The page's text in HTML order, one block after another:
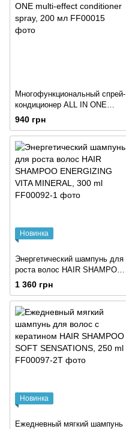
Многофункциональный спрей-
кондиционер ALL IN ONE
multi-effect conditioner spray,
200 мл
940 грн
Новинка
Энергетический шампунь для
роста волос HAIR SHAMPOO
ENERGIZING VITA MINERAL,
1 360 грн
Новинка
Ежедневный мягкий шампунь